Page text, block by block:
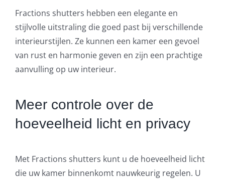
Fractions shutters hebben een elegante en
stijlvolle uitstraling die goed past bij verschillende
interieurstijlen. Ze kunnen een kamer een gevoel
van rust en harmonie geven en zijn een prachtige
aanvulling op uw interieur.
Meer controle over de
hoeveelheid licht en privacy
Met Fractions shutters kunt u de hoeveelheid licht
die uw kamer binnenkomt nauwkeurig regelen. U